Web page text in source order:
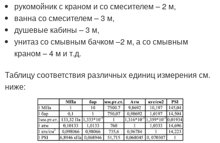
рукомойник с краном и со смесителем – 2 м,
ванна со смесителем – 3 м,
душевые кабины – 3 м,
унитаз со смывным бачком –2 м, а со смывным
краном – 4 м и т.д.
Таблицу соответствия различных единиц измерения см.
ниже: